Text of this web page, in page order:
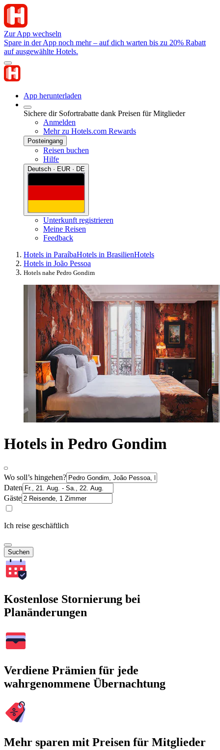
Zur App wechseln
Spare in der App noch mehr – auf dich warten bis zu 20% Rabatt
auf ausgewählte Hotels.
App herunterladen
Sichere dir Sofortrabatte dank Preisen für Mitglieder
Anmelden
Mehr zu Hotels.com Rewards
Posteingang
Reisen buchen
Hilfe
Deutsch · EUR · DE
Unterkunft registrieren
Meine Reisen
Feedback
Hotels in ParaíbaHotels in BrasilienHotels
Hotels in João Pessoa
Hotels nahe Pedro Gondim
Hotels in Pedro Gondim
Wo soll’s hingehen?
Daten
Gäste
Ich reise geschäftlich
Suchen
Kostenlose Stornierung bei
Planänderungen
Verdiene Prämien für jede
wahrgenommene Übernachtung
Mehr sparen mit Preisen für Mitglieder